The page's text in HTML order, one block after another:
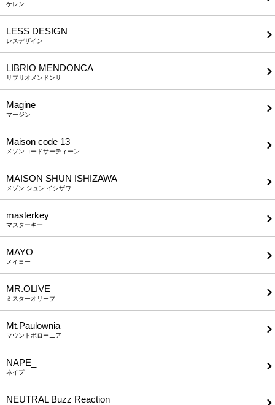
ケレン
LESS DESIGN
レスデザイン
LIBRIO MENDONCA
リブリオメンドンサ
Magine
マージン
Maison code 13
メゾンコードサーティーン
MAISON SHUN ISHIZAWA
メゾン シュン イシザワ
masterkey
マスターキー
MAYO
メイヨー
MR.OLIVE
ミスターオリーブ
Mt.Paulownia
マウントポローニア
NAPE_
ネイプ
NEUTRAL Buzz Reaction